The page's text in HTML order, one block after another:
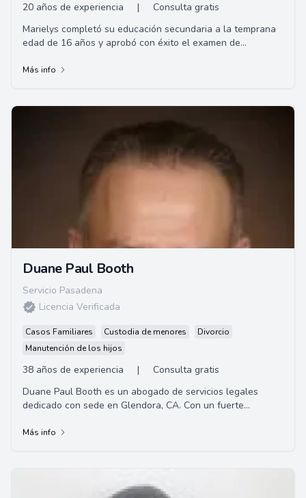
20 años de experiencia |
Consulta gratis
Marielys completó su educación secundaria a la temprana
edad de 16 años y aprobó con éxito el examen de
Más info
Duane Paul Booth
Servicio Pasadena
Licencia Verificada
Casos Familiares Custodia de menores
Divorcio
Manutención de los hijos
38 años de experiencia |
Consulta gratis
Duane Paul Booth es un abogado de servicios legales
dedicado con sede en Glendora, CA. Con un fuerte
Más info